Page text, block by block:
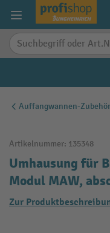
springen
Auffangwannen-Zubehör
Artikelnummer: 135348
Umhausung für
Modul MAW,
Zur